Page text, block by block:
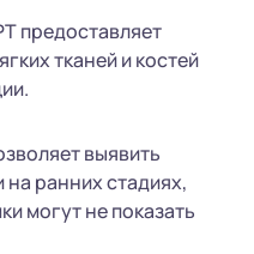
предоставляет
тканей и костей
выявить
на ранних стадиях,
могут не показать